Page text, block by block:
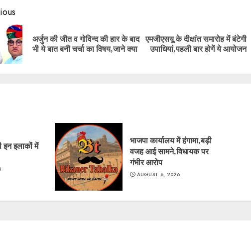
Previous
post:
अर्जुन की जीत व गोविन्द की हार के बाद
भी ये बात बनी चर्चा का विषय,जाने क्या
Next
post:
एमजीएसयू के दीक्षांत समारोह में बंटेगी
उपाधियां,पहली बार होगें ये आयोजन
इलाकों में
भाजपा कार्यालय में हंगामा,बड़ी
वजह आई सामने,विधायक पर
गंभीर आरोप
AUGUST 6, 2026